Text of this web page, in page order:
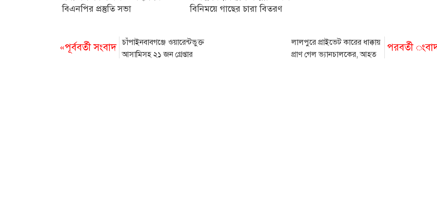
বিএনপির প্রস্তুতি সভা
বিনিময়ে গাছের চারা বিতরণ
«পূর্ববর্তী সংবাদ চাঁপাইনবাবগঞ্জে ওয়ারেন্টভুক্ত
আসামিসহ ২১ জন গ্রেপ্তার
পরবর্তী
লালপুরে প্রাইভেট কারের ধাক্কায়
প্রাণ গেল ভ্যানচালকের, আহত